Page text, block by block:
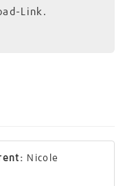
Link.
Nicole